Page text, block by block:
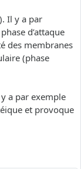
Il y a par
d’attaque
des membranes
(phase
a par exemple
et provoque